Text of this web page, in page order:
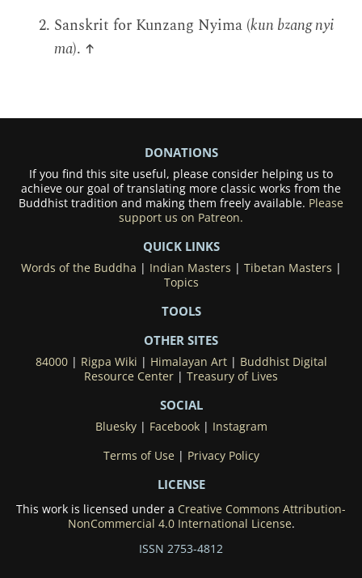
Sanskrit for Kunzang Nyima (kun bzang nyi
ma). ↑
DONATIONS
If you find this site useful, please consider helping us to
achieve our goal of translating more classic works from the
Buddhist tradition and making them freely available. Please
support us on Patreon.
QUICK LINKS
Words of the Buddha | Indian Masters | Tibetan Masters |
Topics
TOOLS
OTHER SITES
84000| Rigpa Wiki | Himalayan Art| Buddhist Digital
Resource Center | Treasury of Lives
SOCIAL
Bluesky| Facebook| Instagram
Terms of Use | Privacy Policy
LICENSE
This work is licensed under a Creative Commons Attribution-
NonCommercial 4.0 International License.
ISSN 2753-4812